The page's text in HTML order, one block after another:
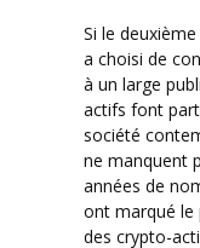
Si le
a choisi de
à un large
actifs font
société
ne manquent
années de
ont marqué le
des crypto-